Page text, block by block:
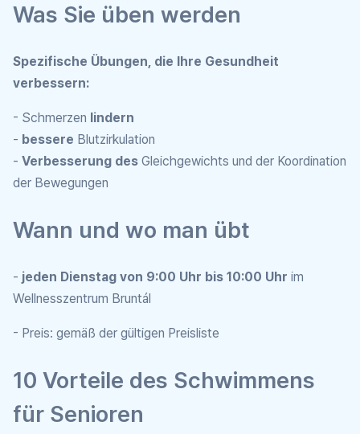
Was Sie üben werden
Spezifische Übungen, die Ihre Gesundheit
verbessern:
- Schmerzen lindern
- bessere Blutzirkulation
- Verbesserung des Gleichgewichts und der Koordination
der Bewegungen
Wann und wo man übt
- jeden Dienstag von 9:00 Uhr bis 10:00 Uhr im
Wellnesszentrum Bruntál
- Preis: gemäß der gültigen Preisliste
10 Vorteile des Schwimmens
für Senioren